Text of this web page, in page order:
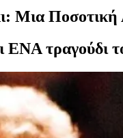
Μια
ΕΝΑ τραγούδι